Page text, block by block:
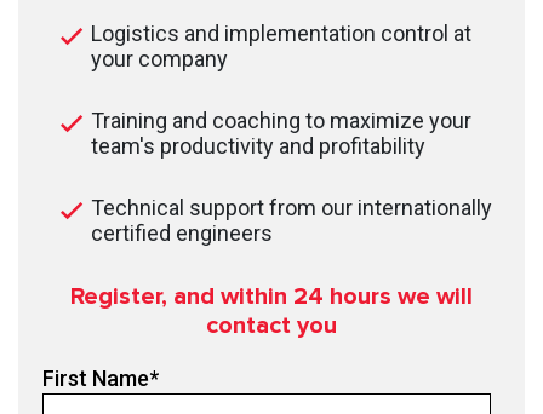
Logistics and implementation control at
your company
Training and coaching to maximize your
team's productivity and profitability
Technical support from our internationally
certified engineers
Register, and within 24 hours we will
contact you
First Name*